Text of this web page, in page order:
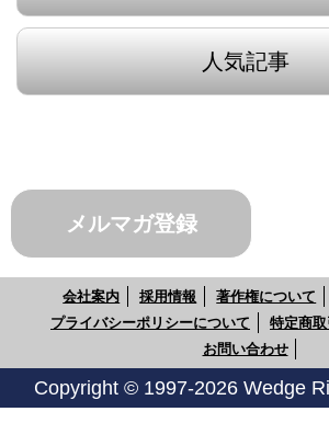
人気記事
メルマガ登録
会社案内 採用情報 著作権について
プライバシーポリシーについて
特定商
お問い合わせ
Copyright © 1997-2026 Wedge